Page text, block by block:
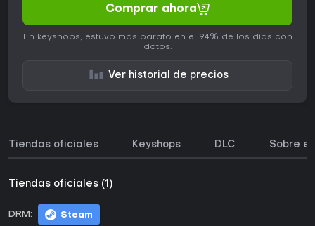
Comprar ahora
En keyshops, estuvo más barato en el 94% de los días con
datos.
Ver historial de precios
Tiendas oficiales Keyshops DLC Sobre
Tiendas oficiales (1)
DRM: Steam